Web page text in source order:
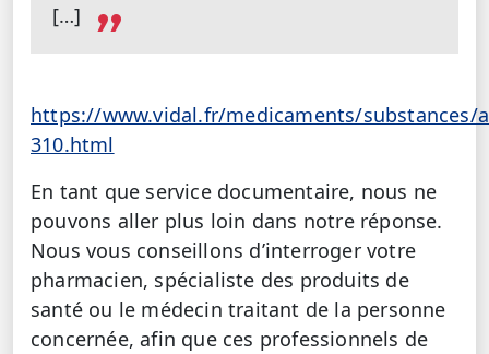
[…]
https://www.vidal.fr/medicaments/substances/
310.html
En tant que service documentaire, nous ne
pouvons aller plus loin dans notre réponse.
Nous vous conseillons d’interroger votre
pharmacien, spécialiste des produits de
santé ou le médecin traitant de la personne
concernée, afin que ces professionnels de